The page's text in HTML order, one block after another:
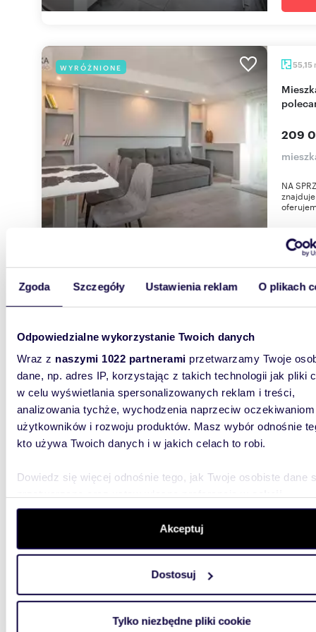
Zgoda Szczegóły Ustawienia reklam O plikach
Odpowiedzialne wykorzystanie Twoich danych
Wraz z naszymi 1022 partnerami przetwarzamy Twoje
dane, np. adres IP, korzystając z takich technologii jak pliki
w celu wyświetlania spersonalizowanych reklam i treści,
analizowania tychże, wychodzenia naprzeciw oczekiwaniom
użytkowników i rozwoju produktów. Masz wybór odnośnie
kto używa Twoich danych i w jakich celach to robi.
Dowiedz się więcej odnośnie tego, jak Twoje osobiste dane
szczegółów. W Deklaracji plików cookie możesz zmienić
wycofać swoją zgodę w dowolnej chwili.
aby oferować funkcje społecznościowe i analizować ruch w
witrynie. Informacje o tym, jak korzystasz z naszej witryny,
analitycznym. Partnerzy mogą połączyć te informacje z
Akceptuj
Dostosuj
Tylko niezbędne pliki cookie
WYRÓŻNIONE 55,15
Mieszkanie 55 m² z ogródkiem w Plutach -
209
NA
449
Mieszkanie z ogródkiem i garażem w Różewie -